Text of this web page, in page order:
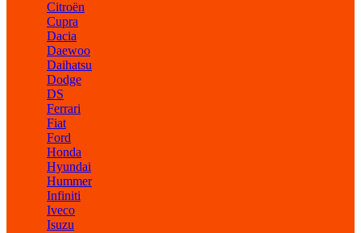
Citroën
Cupra
Dacia
Daewoo
Daihatsu
Dodge
DS
Ferrari
Fiat
Ford
Honda
Hyundai
Hummer
Infiniti
Iveco
Isuzu